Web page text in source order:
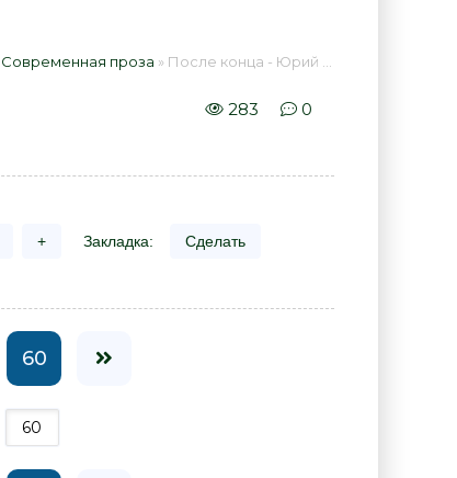
Современная проза » После конца - Юрий Мамлеев 📕 - Книга онлайн бесплатно
283 0
+ Закладка: Сделать
60